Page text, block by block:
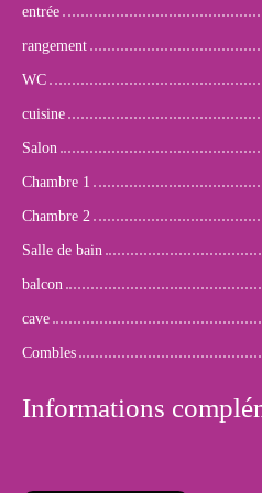
entrée
rangement
WC
cuisine
Salon
Chambre 1
Chambre 2
Salle de bain
balcon
cave
Combles
Informations